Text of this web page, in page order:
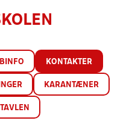
KONTAKTER
KARANTÆNER